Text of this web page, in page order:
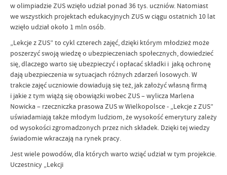
w olimpiadzie ZUS wzięło udział ponad 36 tys. uczniów. Natomiast
we wszystkich projektach edukacyjnych ZUS w ciągu ostatnich 10 lat
wzięło udział około 1 mln osób.
„Lekcje z ZUS” to cykl czterech zajęć, dzięki którym młodzież może
poszerzyć swoją wiedzę o ubezpieczeniach społecznych, dowiedzieć
się, dlaczego warto się ubezpieczyć i opłacać składki i jaką ochronę
dają ubezpieczenia w sytuacjach różnych zdarzeń losowych. W
trakcie zajęć uczniowie dowiadują się też, jak założyć własną firmą
i jakie z tym wiążą się obowiązki wobec ZUS – wylicza Marlena
Nowicka – rzeczniczka prasowa ZUS w Wielkopolsce - „Lekcje z ZUS”
uświadamiają także młodym ludziom, że wysokość emerytury zależy
od wysokości zgromadzonych przez nich składek. Dzięki tej wiedzy
świadomie wkraczają na rynek pracy.
Jest wiele powodów, dla których warto wziąć udział w tym projekcie.
Uczestnicy „Lekcji